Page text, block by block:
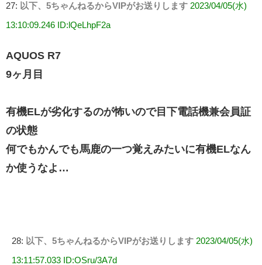
27: 以下、5ちゃんねるからVIPがお送りします 2023/04/05(水)
13:10:09.246 ID:lQeLhpF2a
AQUOS R7
9ヶ月目
有機ELが劣化するのが怖いので目下電話機兼会員証
の状態
何でもかんでも馬鹿の一つ覚えみたいに有機ELなん
か使うなよ…
28: 以下、5ちゃんねるからVIPがお送りします 2023/04/05(水)
13:11:57.033 ID:OSru/3A7d